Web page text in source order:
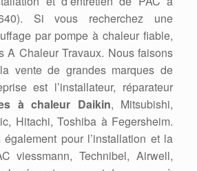
Si vous recherchez une
par pompe à chaleur fiable,
A Chaleur Travaux. Nous faisons
vente de grandes marques de
est l’installateur, réparateur
à chaleur Daikin, Mitsubishi,
Hitachi, Toshiba à Fegersheim.
pour l’installation et la
viessmann, Technibel, Airwell,